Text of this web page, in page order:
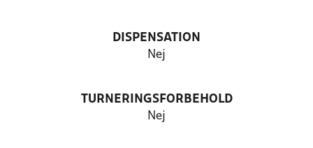
DISPENSATION
Nej
TURNERINGSFORBEHOLD
Nej